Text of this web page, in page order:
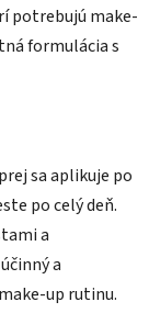
potrebujú make-
formulácia s
sa aplikuje po
po celý deň.
a
a
up rutinu.